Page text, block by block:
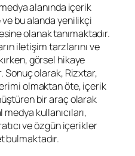
alanında içerik
bu alanda yenilikçi
olanak tanımaktadır.
iletişim tarzlarını ve
görsel hikaye
Sonuç olarak, Rizxtar,
olmaktan öte, içerik
bir araç olarak
kullanıcıları,
ve özgün içerikler
bulmaktadır.